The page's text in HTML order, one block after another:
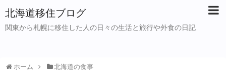
北海道移住ブログ
関東から札幌に移住した人の日々の生活と旅行や外食の日記
ホーム 北海道の食事